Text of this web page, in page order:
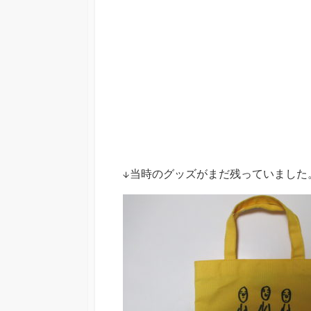
↓当時のグッズがまだ残っていました